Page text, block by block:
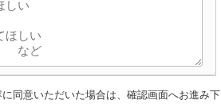
同意いただいた場合は、確認画面へお進み下